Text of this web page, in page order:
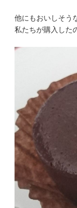
他にもおいしそう
私たちが購入した